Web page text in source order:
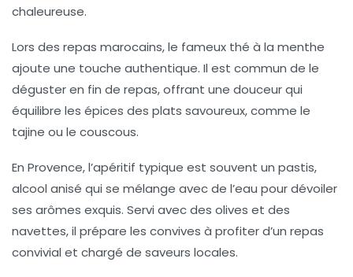
chaleureuse.
Lors des repas marocains, le fameux thé à la menthe
ajoute une touche authentique. Il est commun de le
déguster en fin de repas, offrant une douceur qui
équilibre les épices des plats savoureux, comme le
tajine ou le couscous.
En Provence, l’apéritif typique est souvent un pastis,
alcool anisé qui se mélange avec de l’eau pour dévoiler
ses arômes exquis. Servi avec des olives et des
navettes, il prépare les convives à profiter d’un repas
convivial et chargé de saveurs locales.